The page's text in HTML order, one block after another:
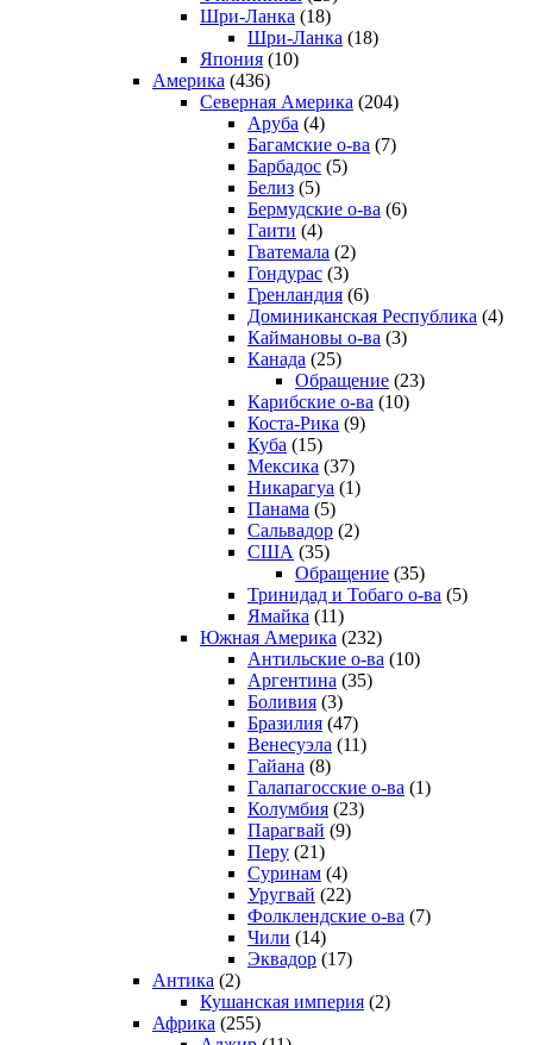
Шри-Ланка (18)
Шри-Ланка (18)
Япония (10)
Америка (436)
Северная Америка (204)
Аруба (4)
Багамские о-ва (7)
Барбадос (5)
Белиз (5)
Бермудские о-ва (6)
Гаити (4)
Гватемала (2)
Гондурас (3)
Гренландия (6)
Доминиканская Республика (4)
Каймановы о-ва (3)
Канада (25)
Обращение (23)
Карибские о-ва (10)
Коста-Рика (9)
Куба (15)
Мексика (37)
Никарагуа (1)
Панама (5)
Сальвадор (2)
США (35)
Обращение (35)
Тринидад и Тобаго о-ва (5)
Ямайка (11)
Южная Америка (232)
Антильские о-ва (10)
Аргентина (35)
Боливия (3)
Бразилия (47)
Венесуэла (11)
Гайана (8)
Галапагосские о-ва (1)
Колумбия (23)
Парагвай (9)
Перу (21)
Суринам (4)
Уругвай (22)
Фолклендские о-ва (7)
Чили (14)
Эквадор (17)
Антика (2)
Кушанская империя (2)
Африка (255)